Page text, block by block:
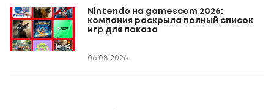
Nintendo на gamescom 2026:
компания раскрыла полный список
игр для показа
06.08.2026